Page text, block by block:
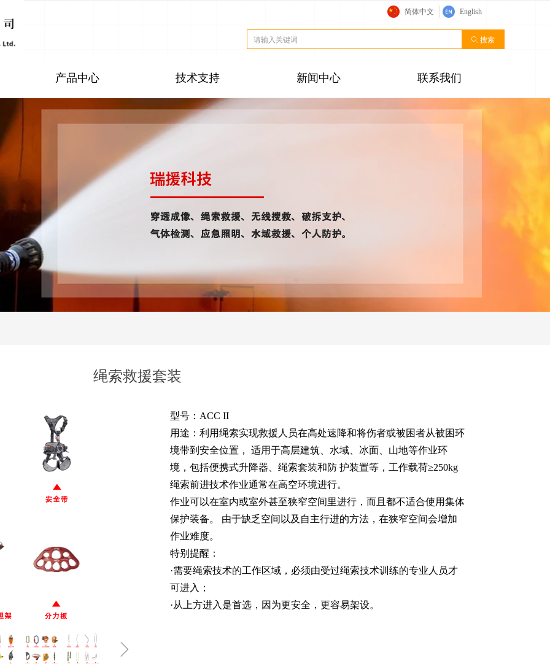
ꄠ 搜索
简体中文 English
产品中心 技术支持 新闻中心 联系我们
ꁇ
绳索救援套装
型号：ACC II
用途：利用绳索实现救援人员在高处速降和将伤者或被困者从被困环
境带到安全位置， 适用于高层建筑、水域、冰面、山地等作业环
境，包括便携式升降器、绳索套装和防 护装置等，工作载荷≥250kg
绳索前进技术作业通常在高空环境进行。
作业可以在室内或室外甚至狭窄空间里进行，而且都不适合使用集体
保护装备。 由于缺乏空间以及自主行进的方法，在狭窄空间会增加
作业难度。
特别提醒：
·需要绳索技术的工作区域，必须由受过绳索技术训练的专业人员才
可进入；
·从上方进入是首选，因为更安全，更容易架设。